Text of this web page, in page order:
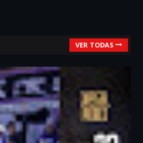
VER TODAS